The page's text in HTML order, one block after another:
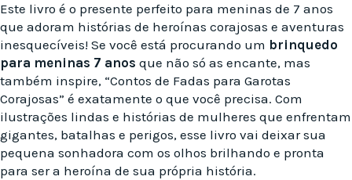
Este livro é o presente perfeito para meninas de 7 anos
que adoram histórias de heroínas corajosas e aventuras
inesquecíveis! Se você está procurando um brinquedo
para meninas 7 anos que não só as encante, mas
também inspire, “Contos de Fadas para Garotas
Corajosas” é exatamente o que você precisa. Com
ilustrações lindas e histórias de mulheres que enfrentam
gigantes, batalhas e perigos, esse livro vai deixar sua
pequena sonhadora com os olhos brilhando e pronta
para ser a heroína de sua própria história.